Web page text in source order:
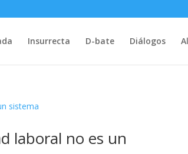
Insurrecta D-bate Diálogos
laboral no es un